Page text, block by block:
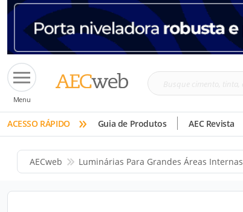
Menu
Busque
tinta,
etc
ACESSO RÁPIDO » Guia de Produtos AEC Revista
AECweb Luminárias Para Grandes Áreas Internas